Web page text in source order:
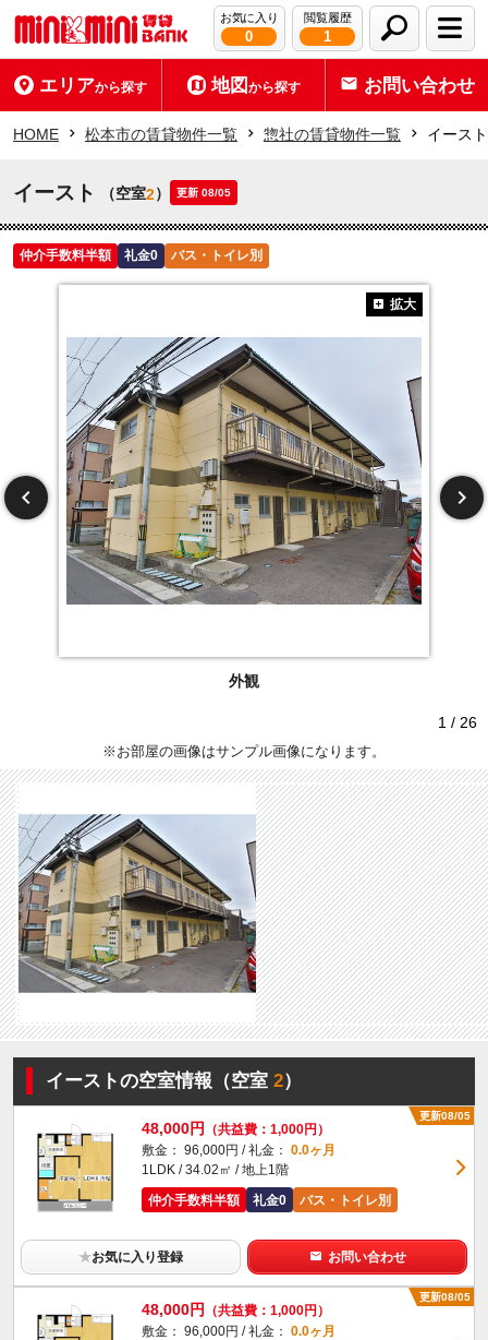
お気に入り
0
閲覧履歴
1
エリアから探す 地図から探す お問い合わせ
HOME 松本市の賃貸物件一覧 惣社の賃貸物件一覧 イースト
イースト （空室2） 更新 08/05
仲介手数料半額 礼金0 バス・トイレ別
外観
拡大
1 / 26
※お部屋の画像はサンプル画像になります。
イーストの空室情報（空室2）
更新08/05
48,000円
（共益費：1,000円）
敷金： 96,000円 / 礼金： 0.0ヶ月
1LDK / 34.02㎡ / 地上1階
仲介手数料半額
礼金0 バス・トイレ別
★お気に入り登録 お問い合わせ
更新08/05
48,000円
（共益費：1,000円）
敷金： 96,000円 / 礼金： 0.0ヶ月